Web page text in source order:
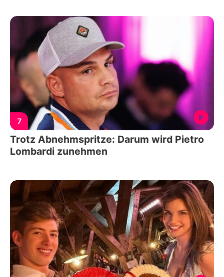
7
Trotz Abnehmspritze: Darum wird Pietro
Lombardi zunehmen